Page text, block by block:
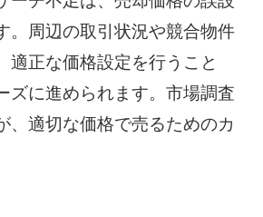
。周辺の取引状況や競合物件
適正な価格設定を行うこと
ズに進められます。市場調査
、適切な価格で売るためのカ